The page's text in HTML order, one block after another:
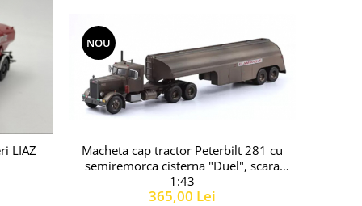
LIAZ
NOU
Macheta cap tractor Peterbilt 281 cu
semiremorca cisterna "Duel", scara
1:43
365,00 Lei